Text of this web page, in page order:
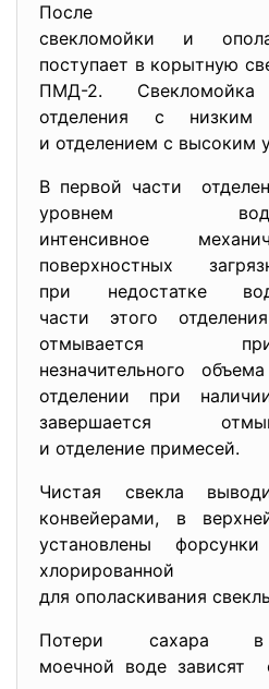
После
свекломойки и
поступает в корытную
ПМД-2.
отделения с
и отделением с высоким
В первой части
уровнем воды
интенсивное
поверхностных
при недостатке
части этого
отмывается
незначительного
отделении при
завершается
и отделение примесей.
Чистая свекла
конвейерами, в
установлены форсунки
для ополаскивания
Потери сахара в
моечной воде зависят